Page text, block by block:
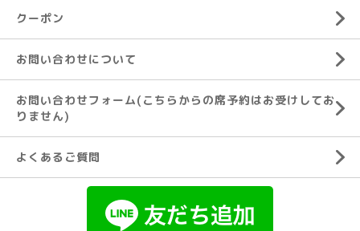
クーポン
お問い合わせについて
お問い合わせフォーム(こちらからの席予約はお受けしてお
りません)
よくあるご質問